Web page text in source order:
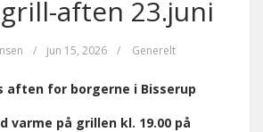
aften 23.juni
/ jun 15, 2026 / Generelt
aften for borgerne i Bisserup
varme på grillen kl. 19.00 på